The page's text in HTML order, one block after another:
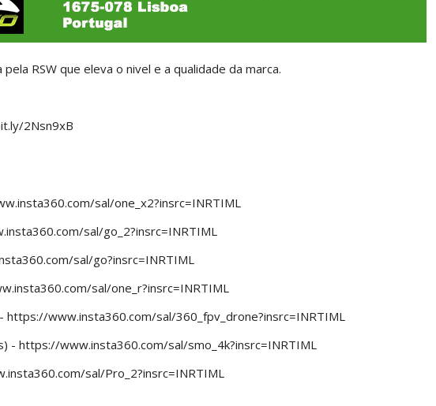
RSW que eleva o nivel e a qualidade da marca.
2Nsn9xB
sal/one_x2?insrc=INRTIML
sal/go_2?insrc=INRTIML
sal/go?insrc=INRTIML
sal/one_r?insrc=INRTIML
https://www.insta360.com/sal/360_fpv_drone?insrc=INRTIML
- https://www.insta360.com/sal/smo_4k?insrc=INRTIML
sal/Pro_2?insrc=INRTIML